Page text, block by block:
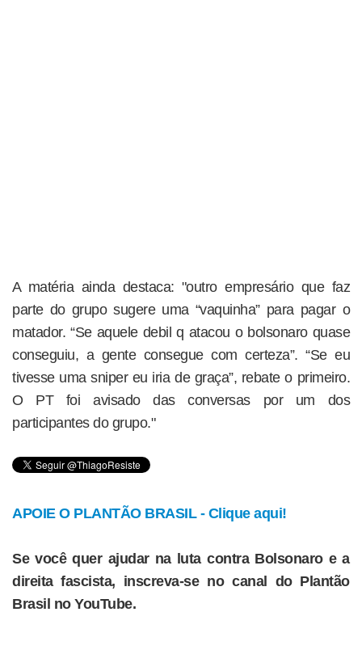
A matéria ainda destaca: "outro empresário que faz
parte do grupo sugere uma “vaquinha” para pagar o
matador. “Se aquele debil q atacou o bolsonaro quase
conseguiu, a gente consegue com certeza”. “Se eu
tivesse uma sniper eu iria de graça”, rebate o primeiro.
O PT foi avisado das conversas por um dos
participantes do grupo."
APOIE O PLANTÃO BRASIL - Clique aqui!
Se você quer ajudar na luta contra Bolsonaro e a
direita fascista, inscreva-se no canal do Plantão
Brasil no YouTube.